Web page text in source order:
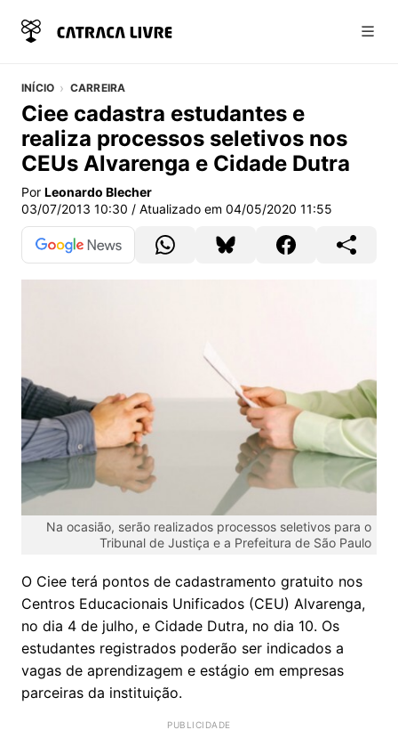
INÍCIO CARREIRA
Ciee cadastra estudantes e
realiza processos seletivos nos
CEUs Alvarenga e Cidade Dutra
Por Leonardo Blecher
03/07/2013 10:30 / Atualizado em 04/05/2020 11:55
Na ocasião, serão realizados processos seletivos para o
Tribunal de Justiça e a Prefeitura de São Paulo
O Ciee terá pontos de cadastramento gratuito nos
Centros Educacionais Unificados (CEU) Alvarenga,
no dia 4 de julho, e Cidade Dutra, no dia 10. Os
estudantes registrados poderão ser indicados a
vagas de aprendizagem e estágio em empresas
parceiras da instituição.